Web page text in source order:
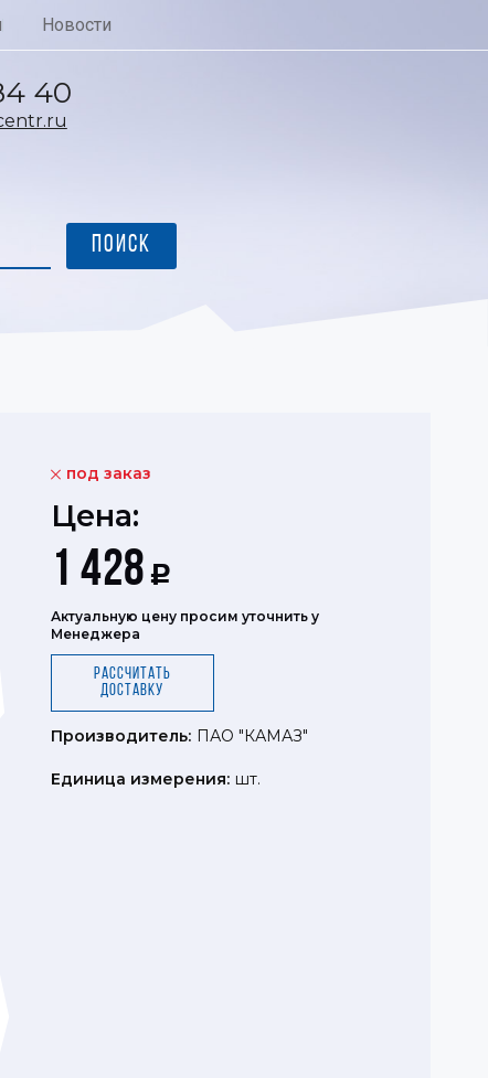
Новости
40
под заказ
Цена:
1 428 Р
Актуальную цену просим уточнить у
Менеджера
Рассчитать
доставку
Производитель: ПАО "КАМАЗ"
Единица измерения: шт.